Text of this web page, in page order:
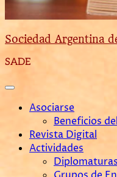
Sociedad Argentina
SADE
Asociarse
Beneficios
Revista Digital
Actividades